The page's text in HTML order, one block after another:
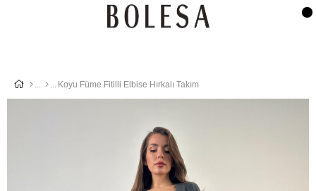
Koyu Füme Fitilli Elbise Hırkalı Takım